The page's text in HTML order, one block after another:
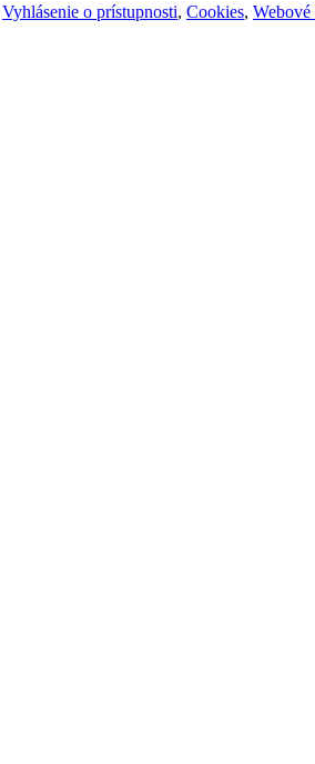
Vyhlásenie o prístupnosti, Cookies, Webové